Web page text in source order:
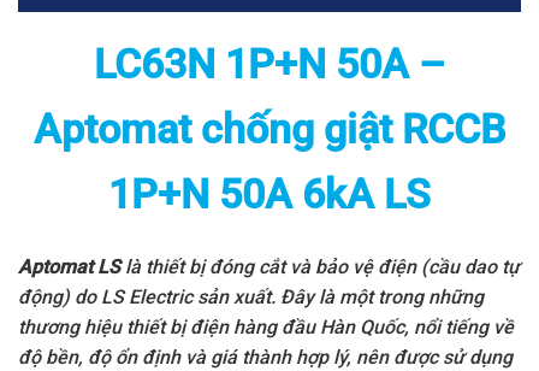
LC63N 1P+N 50A –
Aptomat chống giật RCCB
1P+N 50A 6kA LS
Aptomat LSlà thiết bị đóng cắt và bảo vệ điện (cầu dao tự
động) do LS Electricsản xuất. Đây là một trong những
thương hiệu thiết bị điện hàng đầu Hàn Quốc, nổi tiếng về
độ bền, độ ổn định và giá thành hợp lý, nên được sử dụng